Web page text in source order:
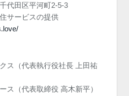
代田区平河町2-5-3
サービスの提供
ス（代表執行役社長 上田祐
ス（代表取締役 高木新平）